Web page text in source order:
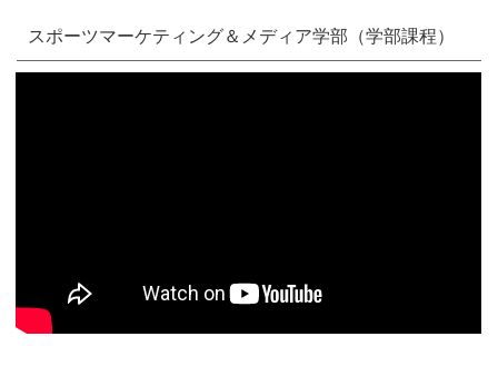
スポーツマーケティング＆メディア学部（学部課程）